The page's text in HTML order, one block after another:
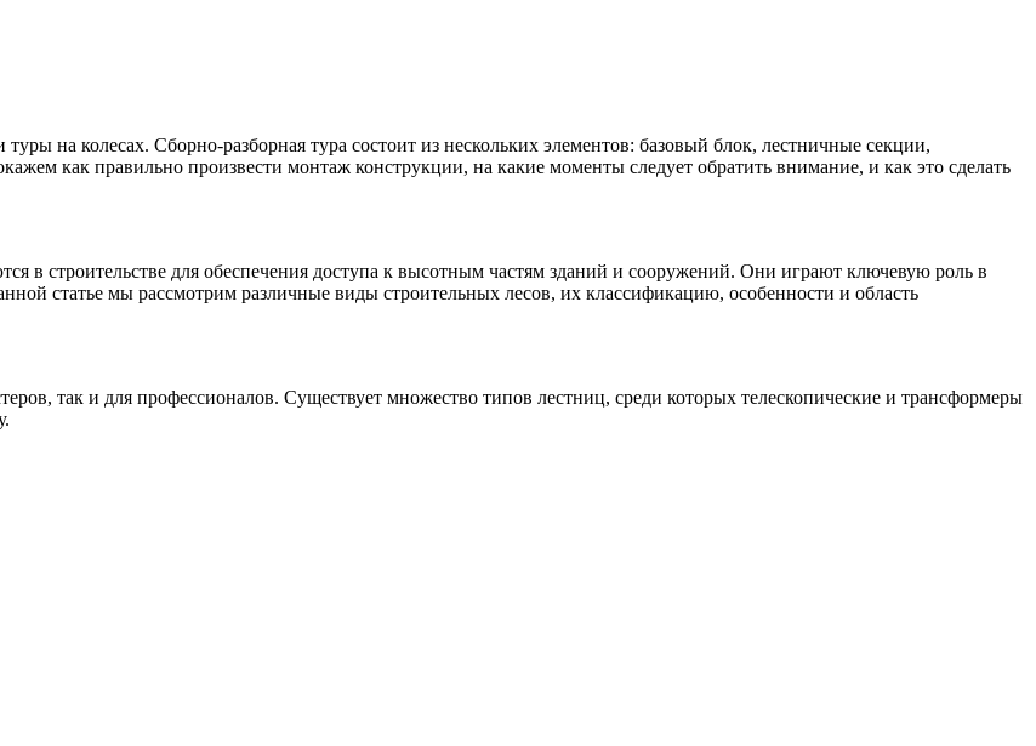
на колесах. Сборно-разборная тура состоит из нескольких элементов: базовый блок, лестничные секции,
как правильно произвести монтаж конструкции, на какие моменты следует обратить внимание, и как это сделать
в строительстве для обеспечения доступа к высотным частям зданий и сооружений. Они играют ключевую роль в
статье мы рассмотрим различные виды строительных лесов, их классификацию, особенности и область
так и для профессионалов. Существует множество типов лестниц, среди которых телескопические и трансформеры